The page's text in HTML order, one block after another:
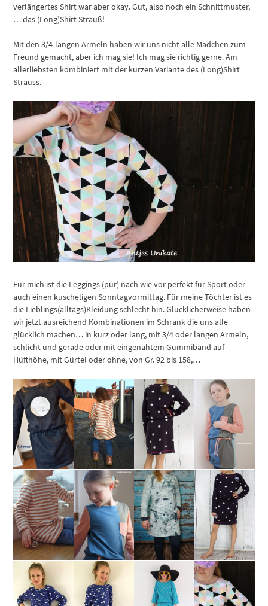
verlängertes Shirt war aber okay. Gut, also noch ein Schnittmuster,
… das (Long)Shirt Strauß!
Mit den 3/4-langen Ärmeln haben wir uns nicht alle Mädchen zum
Freund gemacht, aber ich mag sie! Ich mag sie richtig gerne. Am
allerliebsten kombiniert mit der kurzen Variante des (Long)Shirt
Strauss.
Für mich ist die Leggings (pur) nach wie vor perfekt für Sport oder
auch einen kuscheligen Sonntagvormittag. Für meine Töchter ist es
die Lieblings(alltags)Kleidung schlecht hin. Glücklicherweise haben
wir jetzt ausreichend Kombinationen im Schrank die uns alle
glücklich machen… in kurz oder lang, mit 3/4 oder langen Ärmeln,
schlicht und gerade oder mit eingenähtem Gummiband auf
Hüfthöhe, mit Gürtel oder ohne, von Gr. 92 bis 158,…